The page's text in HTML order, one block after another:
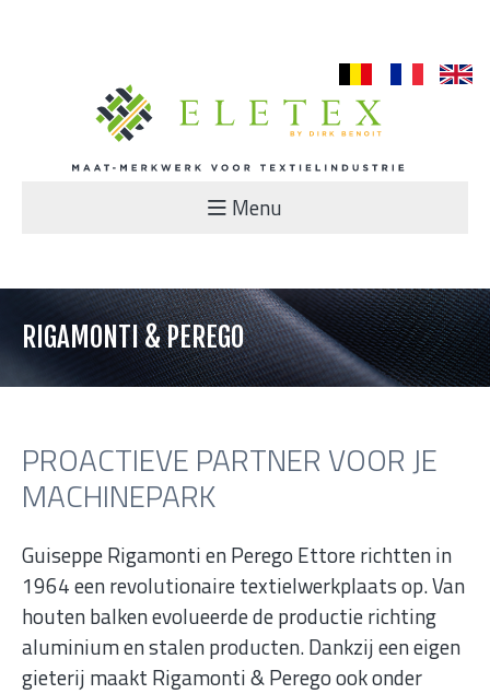
en
Menu
RIGAMONTI & PEREGO
PROACTIEVE PARTNER VOOR JE
MACHINEPARK
Guiseppe Rigamonti en Perego Ettore richtten in
1964 een revolutionaire textielwerkplaats op. Van
houten balken evolueerde de productie richting
aluminium en stalen producten. Dankzij een eigen
gieterij maakt Rigamonti & Perego ook onder